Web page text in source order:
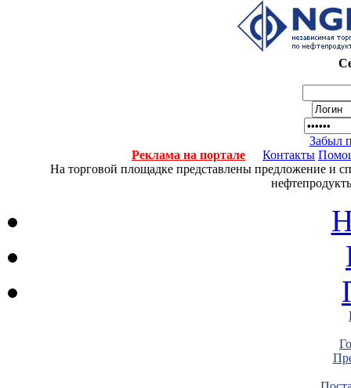
Забыл
Реклама на портале
Контакты
На торговой площадке представлены предложение и